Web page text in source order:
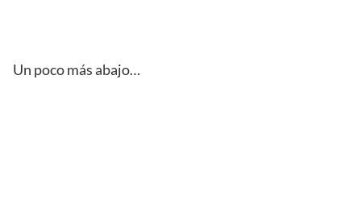
Un poco más abajo…